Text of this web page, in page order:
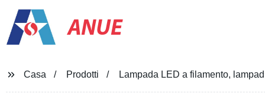
ANUE
Casa Prodotti Lampada LED a filamento,